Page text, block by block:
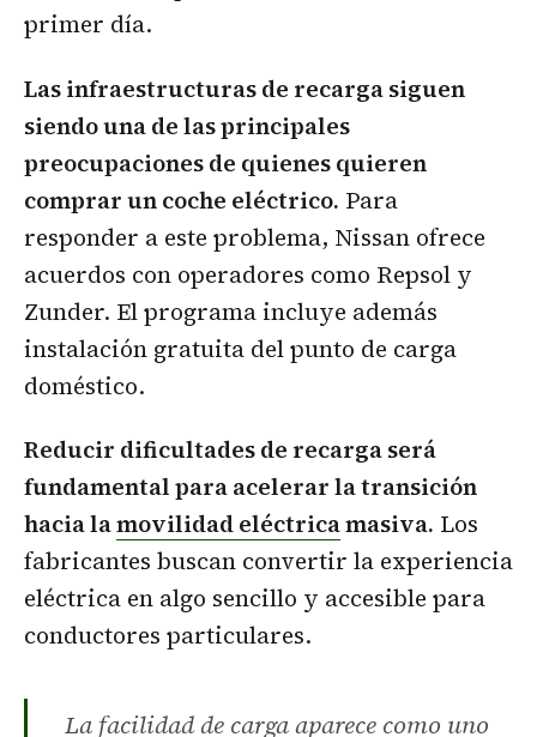
primer día.
Las infraestructuras de recarga siguen
siendo una de las principales
preocupaciones de quienes quieren
comprar un coche eléctrico. Para
responder a este problema, Nissan ofrece
acuerdos con operadores como Repsol y
Zunder. El programa incluye además
instalación gratuita del punto de carga
doméstico.
Reducir dificultades de recarga será
fundamental para acelerar la transición
hacia lamovilidad eléctricamasiva. Los
fabricantes buscan convertir la experiencia
eléctrica en algo sencillo y accesible para
conductores particulares.
La facilidad de carga aparece como uno